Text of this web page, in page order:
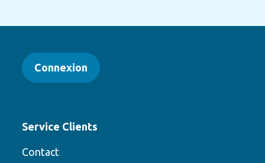
Connexion
Service Clients
Contact